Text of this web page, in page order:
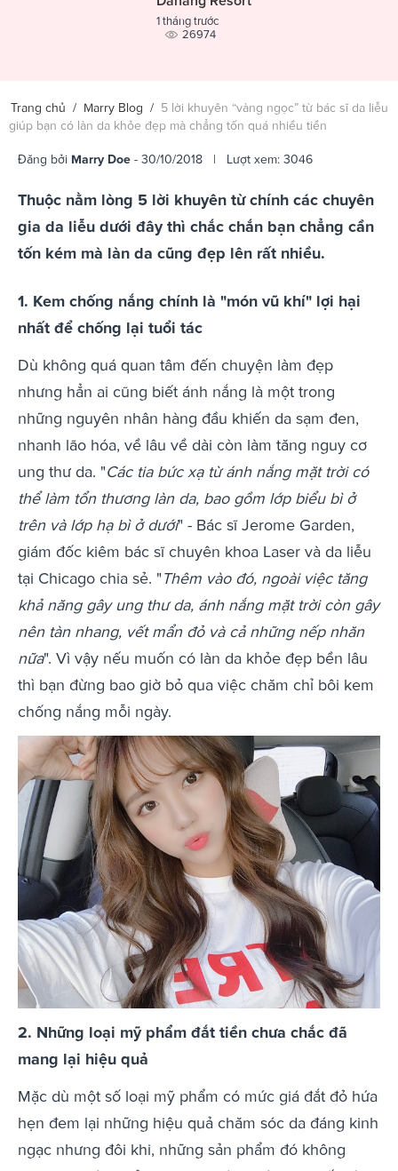
1 tháng trước
26974
Trang chủ / Marry Blog / 5 lời khuyên “vàng ngọc” từ bác sĩ da liễu
giúp bạn có làn da khỏe đẹp mà chẳng tốn quá nhiều tiền
Đăng bởi Marry Doe - 30/10/2018 | Lượt xem: 3046
Thuộc nằm lòng 5 lời khuyên từ chính các chuyên
gia da liễu dưới đây thì chắc chắn bạn chẳng cần
tốn kém mà làn da cũng đẹp lên rất nhiều.
1. Kem chống nắng chính là "món vũ khí" lợi hại
nhất để chống lại tuổi tác
Dù không quá quan tâm đến chuyện làm đẹp
nhưng hẳn ai cũng biết ánh nắng là một trong
những nguyên nhân hàng đầu khiến da sạm đen,
nhanh lão hóa, về lâu về dài còn làm tăng nguy cơ
ung thư da. "Các tia bức xạ từ ánh nắng mặt trời có
thể làm tổn thương làn da, bao gồm lớp biểu bì ở
trên và lớp hạ bì ở dưới" - Bác sĩ Jerome Garden,
giám đốc kiêm bác sĩ chuyên khoa Laser và da liễu
tại Chicago chia sẻ. "Thêm vào đó, ngoài việc tăng
khả năng gây ung thư da, ánh nắng mặt trời còn gây
nên tàn nhang, vết mẩn đỏ và cả những nếp nhăn
nữa". Vì vậy nếu muốn có làn da khỏe đẹp bền lâu
thì bạn đừng bao giờ bỏ qua việc chăm chỉ bôi kem
chống nắng mỗi ngày.
2. Những loại mỹ phẩm đắt tiền chưa chắc đã
mang lại hiệu quả
Mặc dù một số loại mỹ phẩm có mức giá đắt đỏ hứa
hẹn đem lại những hiệu quả chăm sóc da đáng kinh
ngạc nhưng đôi khi, những sản phẩm đó không